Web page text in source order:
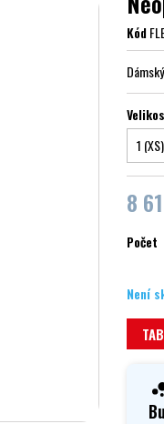
Kód
8
Počet
Není